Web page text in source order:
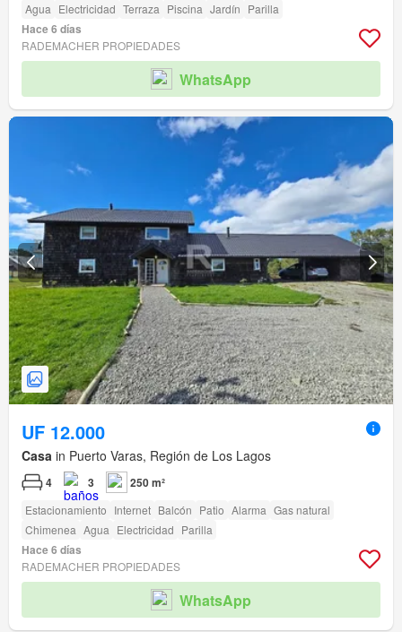
Agua Electricidad Terraza Piscina Jardín Parilla
Hace 6 días
RADEMACHER PROPIEDADES
WhatsApp
UF 12.000
Casa in Puerto Varas, Región de Los Lagos
4 3 250 m²
Estacionamiento Internet Balcón Patio Alarma Gas natural
Chimenea Agua Electricidad Parilla
Hace 6 días
RADEMACHER PROPIEDADES
WhatsApp